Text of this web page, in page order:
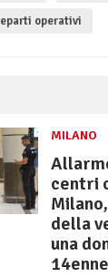
operativi
MILANO
centri
della
una
14enne